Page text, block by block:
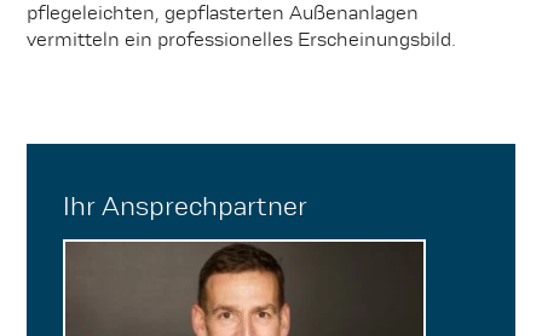
pflegeleichten, gepflasterten Außenanlagen
vermitteln ein professionelles Erscheinungsbild.
Ihr Ansprechpartner